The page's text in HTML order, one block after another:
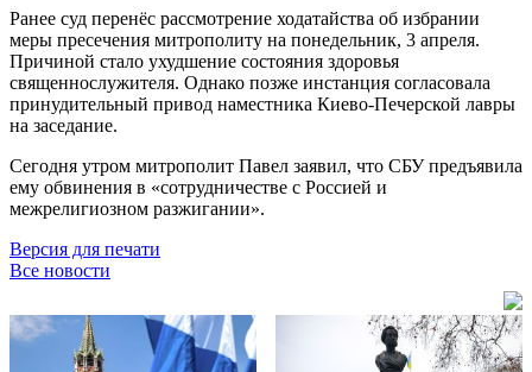
Ранее суд перенёс рассмотрение ходатайства об избрании
меры пресечения митрополиту на понедельник, 3 апреля.
Причиной стало ухудшение состояния здоровья
священнослужителя. Однако позже инстанция согласовала
принудительный привод наместника Киево-Печерской лавры
на заседание.
Сегодня утром митрополит Павел заявил, что СБУ предъявила
ему обвинения в «сотрудничестве с Россией и
межрелигиозном разжигании».
Версия для печати
Все новости